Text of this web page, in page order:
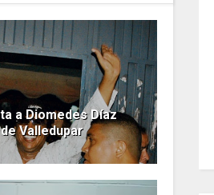
a Diomedes Díaz
Valledupar